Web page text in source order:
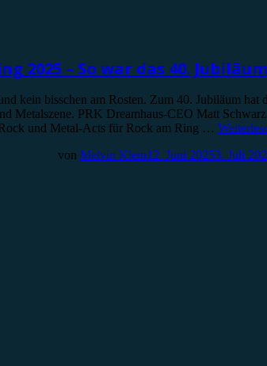
2025 – So war das 40.
kein bisschen am Rosten. Zum 40. Jubiläum
Metalszene. PRK Dreamhaus-CEO Matt
und Metal-Acts für Rock am Ring …
von Melvin Klein12. Juni 20253. Juli